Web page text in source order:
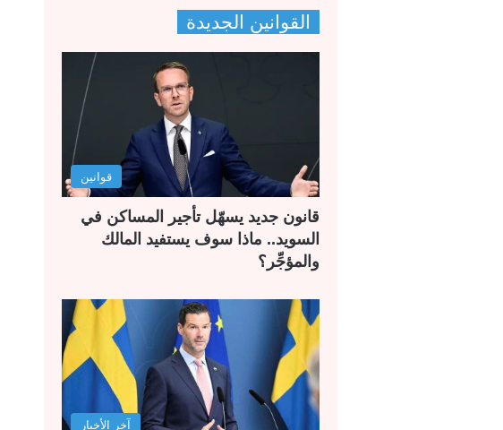
ف
ح
ا
ل
س
ا
ب
ق
ف
ح
ت
ا
ي
القوانين الجديدة
قوانين
قانون جديد يسهّل تأجير المساكن في
السويد.. ماذا سوف يستفيد المالك
والمؤجِّر؟
آخر الأخبار